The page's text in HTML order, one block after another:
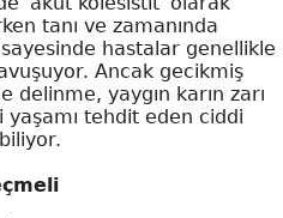
tanı ve zamanında
hastalar genellikle
Ancak gecikmiş
delinme, yaygın karın zarı
tehdit eden ciddi